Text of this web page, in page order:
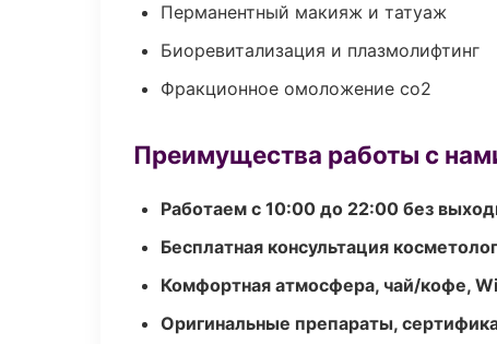
Перманентный макияж и татуаж
Биоревитализация и плазмолифтинг
Фракционное омоложение co2
Преимущества работы с
Работаем с 10:00 до 22:00 без
Бесплатная консультация
Комфортная атмосфера, чай/кофе,
Оригинальные препараты,